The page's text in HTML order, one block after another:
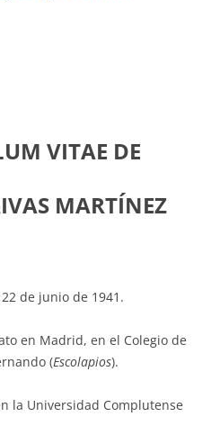
VITAE DE
MARTÍNEZ
de junio de 1941.
en Madrid, en el Colegio de
(Escolapios).
Universidad Complutense